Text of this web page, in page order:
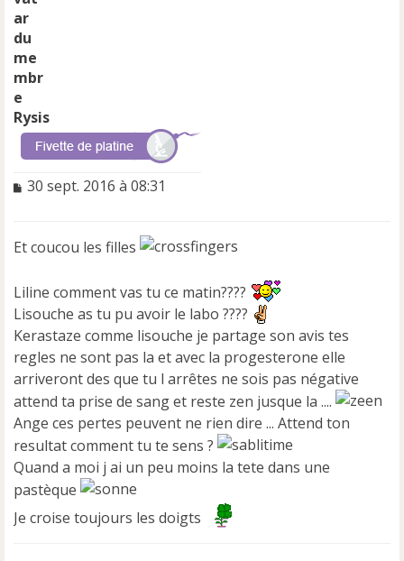
Rysis
M
a
e
n
o
n
l
u
30 sept. 2016 à 08:31
Et coucou les filles
Liline comment vas tu ce matin????
Lisouche as tu pu avoir le labo ????
Kerastaze comme lisouche je partage son avis tes
regles ne sont pas la et avec la progesterone elle
arriveront des que tu l arrêtes ne sois pas négative
attend ta prise de sang et reste zen jusque la ....
Ange ces pertes peuvent ne rien dire ... Attend ton
resultat comment tu te sens ?
Quand a moi j ai un peu moins la tete dans une
pastèque
Je croise toujours les doigts